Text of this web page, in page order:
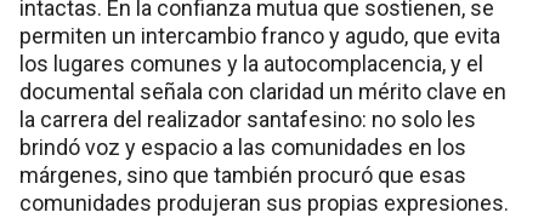
intactas. En la confianza mutua que sostienen, se
permiten un intercambio franco y agudo, que evita
los lugares comunes y la autocomplacencia, y el
documental señala con claridad un mérito clave en
la carrera del realizador santafesino: no solo les
brindó voz y espacio a las comunidades en los
márgenes, sino que también procuró que esas
comunidades produjeran sus propias expresiones.